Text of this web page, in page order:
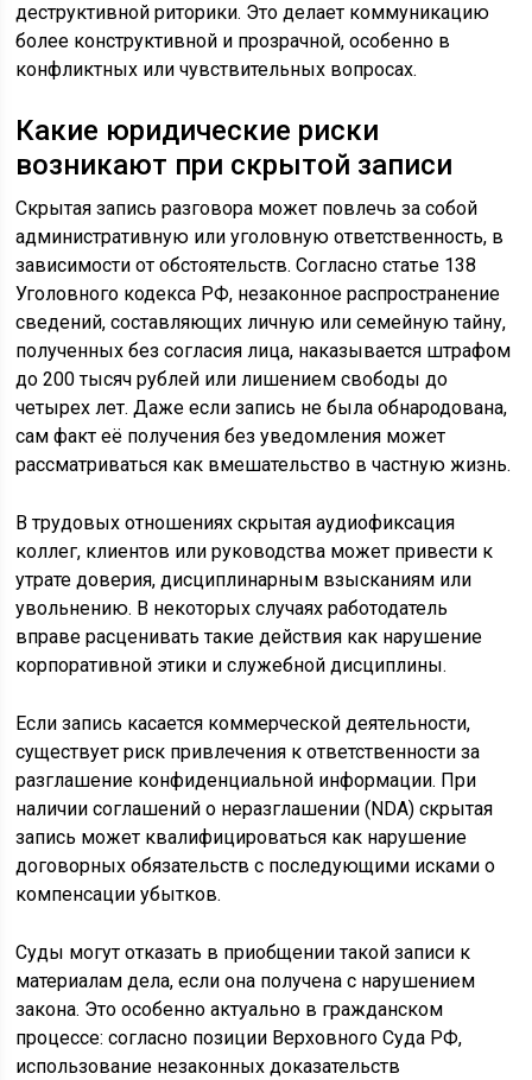
деструктивной риторики. Это делает коммуникацию
более конструктивной и прозрачной, особенно в
конфликтных или чувствительных вопросах.
Какие юридические риски
возникают при скрытой записи
Скрытая запись разговора может повлечь за собой
административную или уголовную ответственность, в
зависимости от обстоятельств. Согласно статье 138
Уголовного кодекса РФ, незаконное распространение
сведений, составляющих личную или семейную тайну,
полученных без согласия лица, наказывается штрафом
до 200 тысяч рублей или лишением свободы до
четырех лет. Даже если запись не была обнародована,
сам факт её получения без уведомления может
рассматриваться как вмешательство в частную жизнь.
В трудовых отношениях скрытая аудиофиксация
коллег, клиентов или руководства может привести к
утрате доверия, дисциплинарным взысканиям или
увольнению. В некоторых случаях работодатель
вправе расценивать такие действия как нарушение
корпоративной этики и служебной дисциплины.
Если запись касается коммерческой деятельности,
существует риск привлечения к ответственности за
разглашение конфиденциальной информации. При
наличии соглашений о неразглашении (NDA) скрытая
запись может квалифицироваться как нарушение
договорных обязательств с последующими исками о
компенсации убытков.
Суды могут отказать в приобщении такой записи к
материалам дела, если она получена с нарушением
закона. Это особенно актуально в гражданском
процессе: согласно позиции Верховного Суда РФ,
использование незаконных доказательств